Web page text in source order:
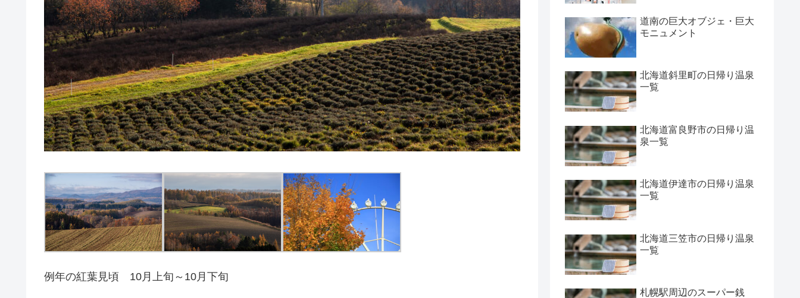
例年の紅葉見頃 10月上旬～10月下旬
道南の巨大オブジェ・巨大
モニュメント
北海道斜里町の日帰り温泉
一覧
北海道富良野市の日帰り温
泉一覧
北海道伊達市の日帰り温泉
一覧
北海道三笠市の日帰り温泉
一覧
札幌駅周辺のスーパー銭